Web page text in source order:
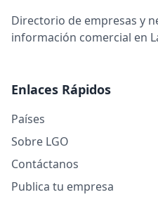
Directorio de empresas y
información comercial en
Enlaces Rápidos
Países
Sobre LGO
Contáctanos
Publica tu empresa